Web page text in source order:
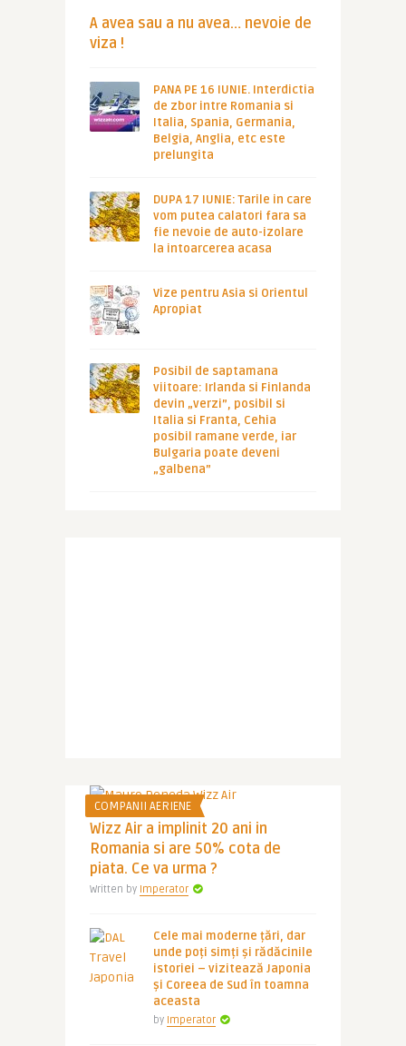
A avea sau a nu avea… nevoie de
viza !
PANA PE 16 IUNIE. Interdictia
de zbor intre Romania si
Italia, Spania, Germania,
Belgia, Anglia, etc este
prelungita
DUPA 17 IUNIE: Tarile in care
vom putea calatori fara sa
fie nevoie de auto-izolare
la intoarcerea acasa
Vize pentru Asia si Orientul
Apropiat
Posibil de saptamana
viitoare: Irlanda si Finlanda
devin „verzi”, posibil si
Italia si Franta, Cehia
posibil ramane verde, iar
Bulgaria poate deveni
„galbena”
COMPANII AERIENE
Wizz Air a implinit 20 ani in
Romania si are 50% cota de
piata. Ce va urma ?
Written by Imperator
Cele mai moderne țări, dar
unde poți simți și rădăcinile
istoriei – vizitează Japonia
și Coreea de Sud în toamna
aceasta
by Imperator